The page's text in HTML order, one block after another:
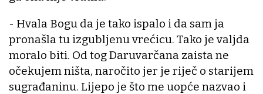
- Hvala Bogu da je tako ispalo i da sam ja
pronašla tu izgubljenu vrećicu. Tako je valjda
moralo biti. Od tog Daruvarčana zaista ne
očekujem ništa, naročito jer je riječ o starijem
sugrađaninu. Lijepo je što me uopće nazvao i